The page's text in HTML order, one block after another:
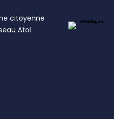
citoyenne
Atol